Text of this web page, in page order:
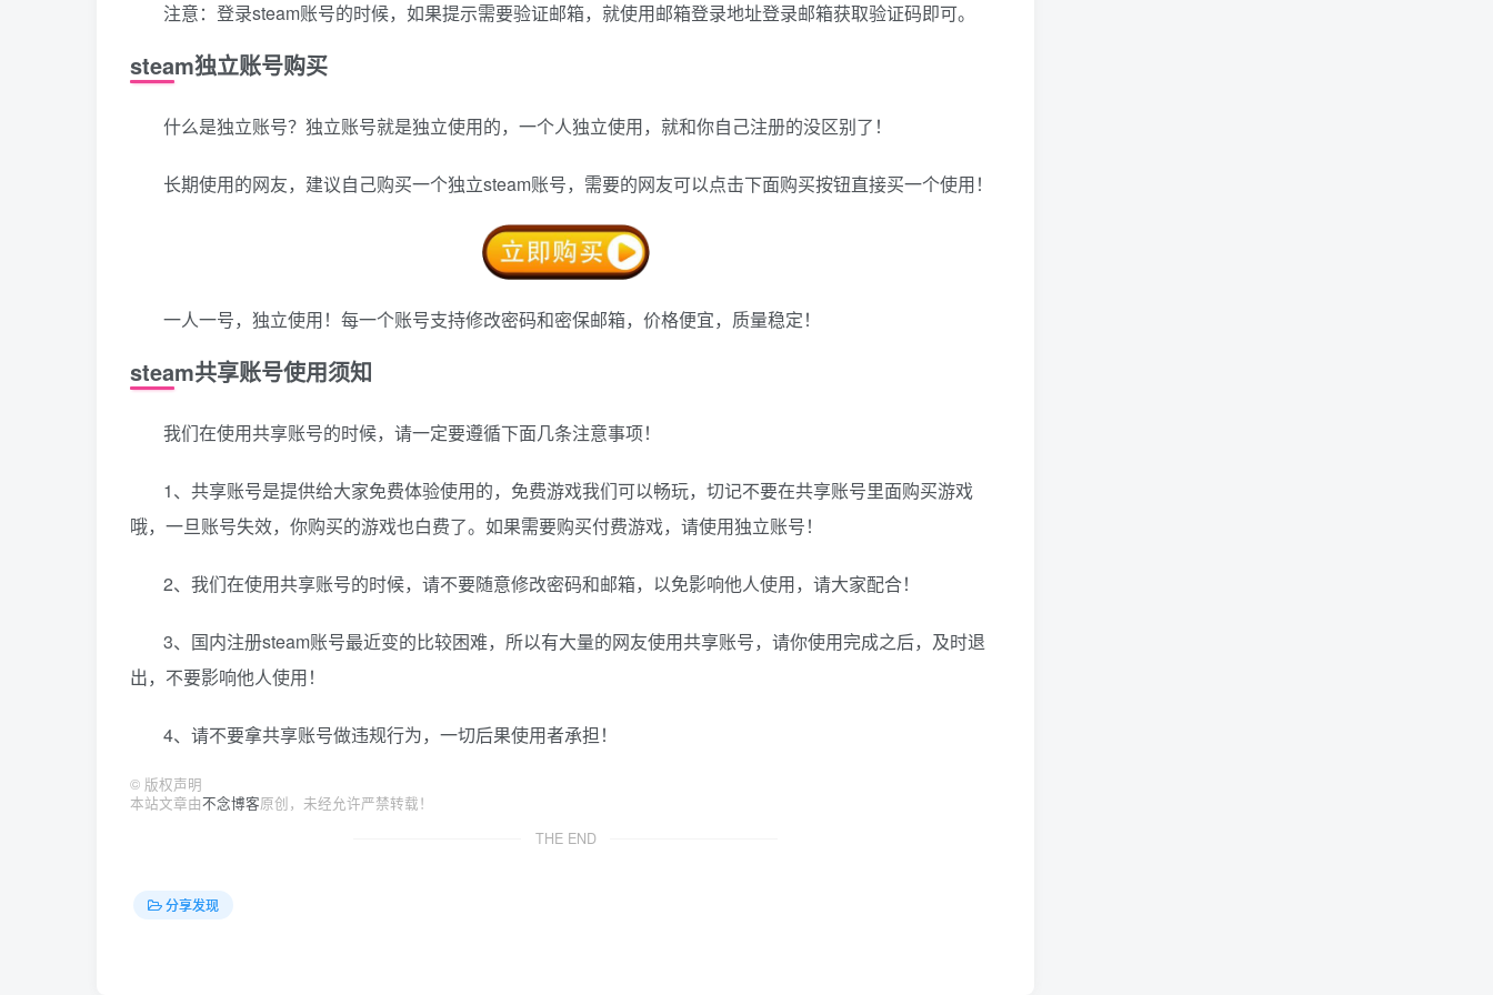
注意：登录steam账号的时候，如果提示需要验证邮箱，就使用邮箱登录地址登录邮箱获取验证码即可。
steam独立账号购买
什么是独立账号？独立账号就是独立使用的，一个人独立使用，就和你自己注册的没区别了！
长期使用的网友，建议自己购买一个独立steam账号，需要的网友可以点击下面购买按钮直接买一个使用！
一人一号，独立使用！每一个账号支持修改密码和密保邮箱，价格便宜，质量稳定！
steam共享账号使用须知
我们在使用共享账号的时候，请一定要遵循下面几条注意事项！
1、共享账号是提供给大家免费体验使用的，免费游戏我们可以畅玩，切记不要在共享账号里面购买游戏
哦，一旦账号失效，你购买的游戏也白费了。如果需要购买付费游戏，请使用独立账号！
2、我们在使用共享账号的时候，请不要随意修改密码和邮箱，以免影响他人使用，请大家配合！
3、国内注册steam账号最近变的比较困难，所以有大量的网友使用共享账号，请你使用完成之后，及时退
出，不要影响他人使用！
4、请不要拿共享账号做违规行为，一切后果使用者承担！
© 版权声明
本站文章由不念博客原创，未经允许严禁转载！
THE END
分享发现